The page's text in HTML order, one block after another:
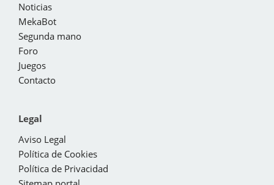
Noticias
MekaBot
Segunda mano
Foro
Juegos
Contacto
Legal
Aviso Legal
Política de Cookies
Política de Privacidad